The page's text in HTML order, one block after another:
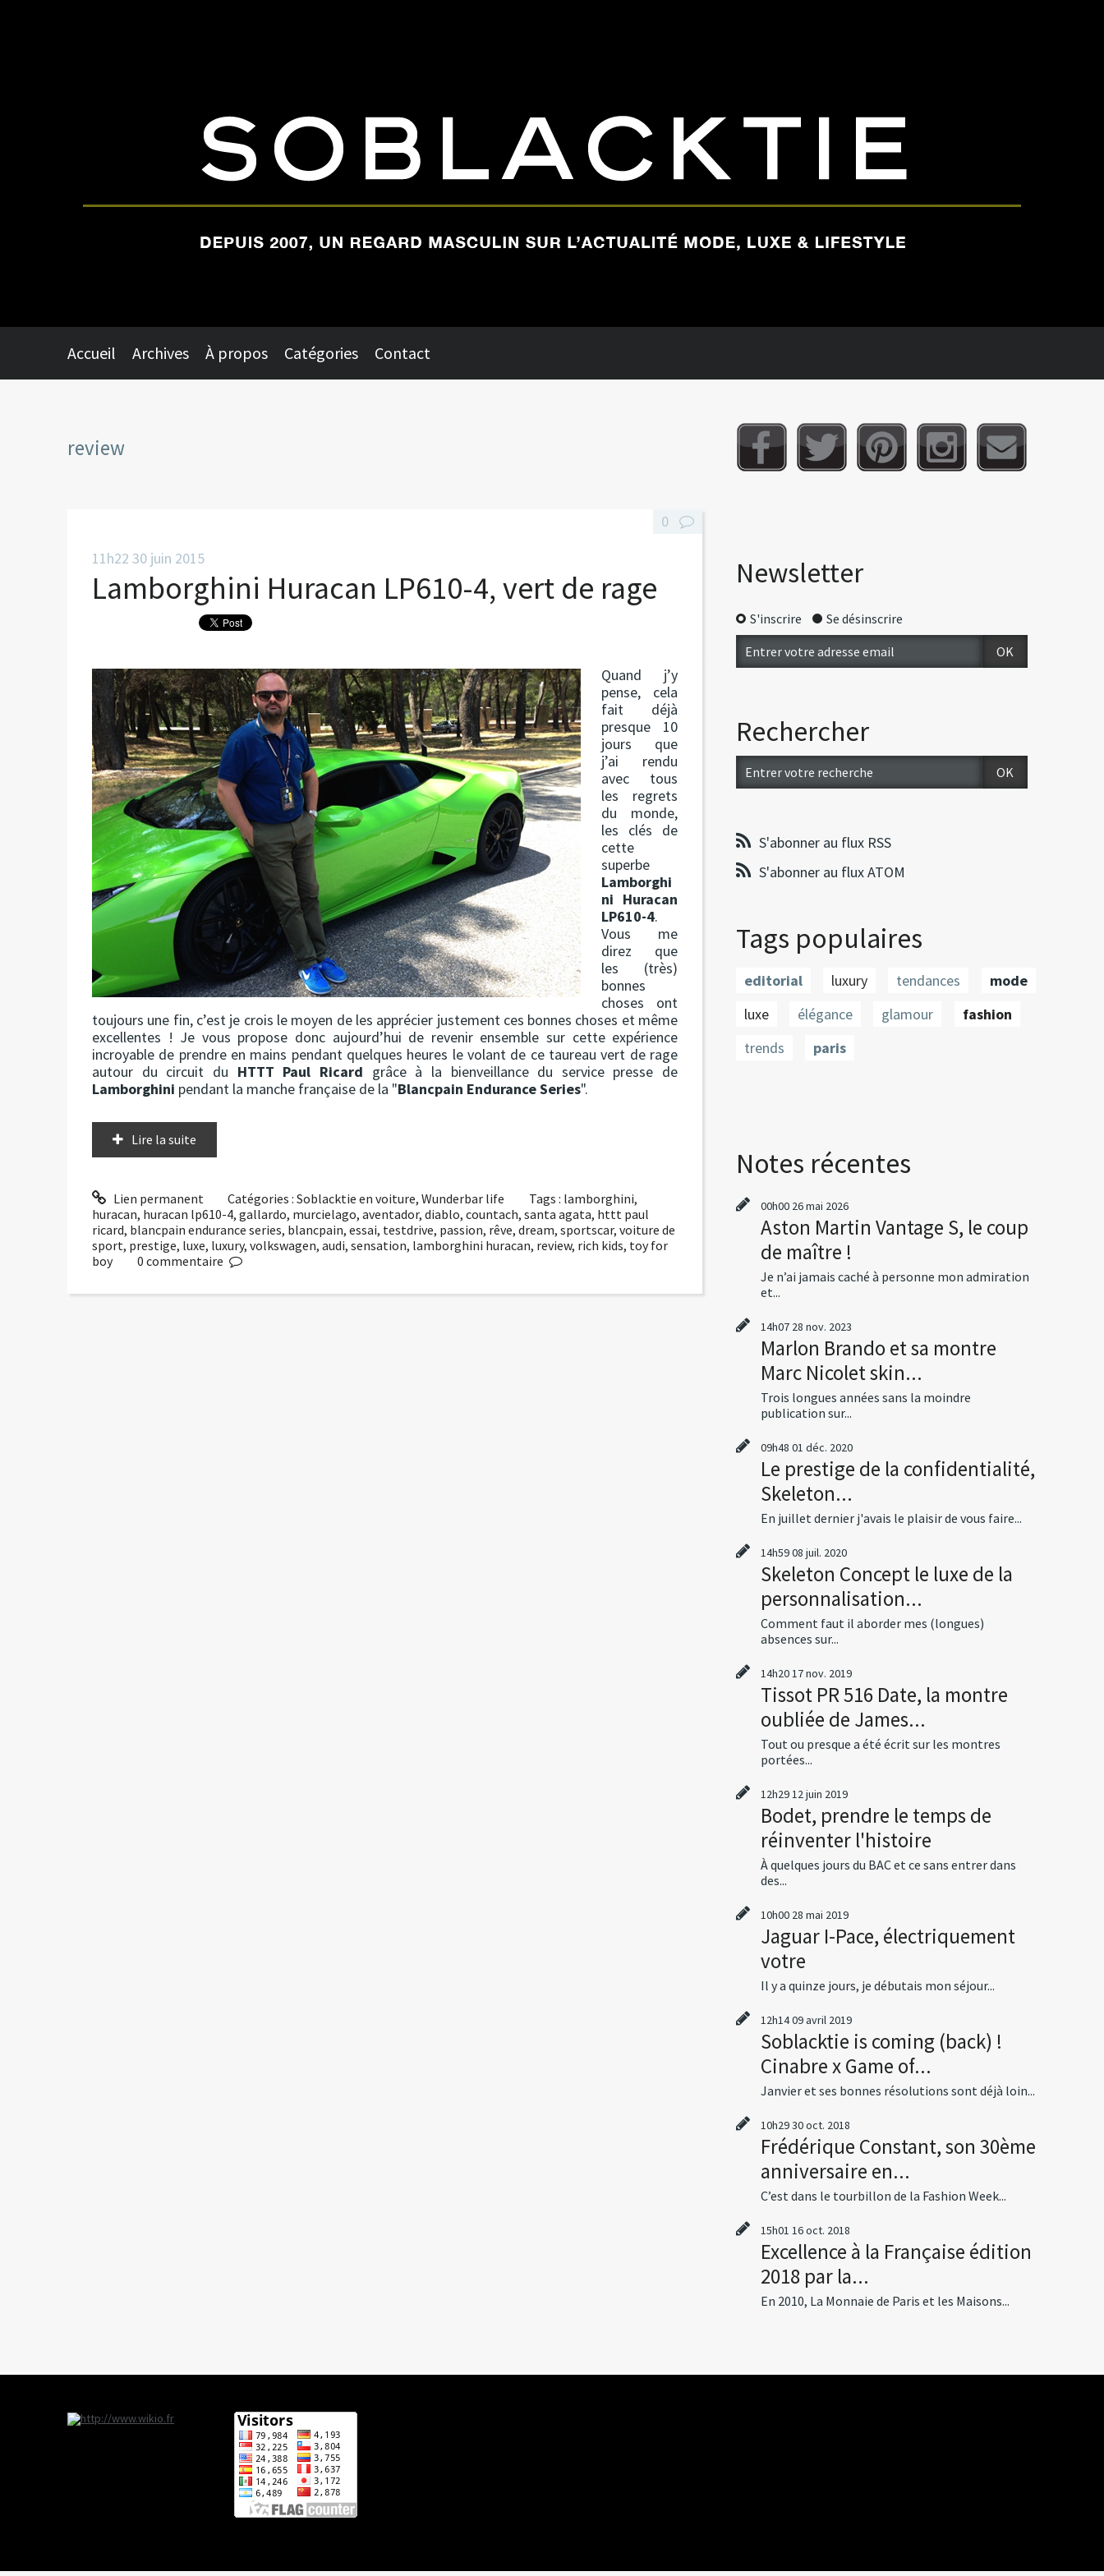
Accueil Archives À propos Catégories Contact
review
11h22 30 juin 2015
Lamborghini Huracan LP610-4, vert de rage
Quand j’y
pense, cela
fait déjà
presque 10
jours que
j’ai rendu
avec tous
les regrets
du monde,
les clés de
cette
superbe
Lamborghi
ni Huracan
LP610-4.
Vous me
direz que
les (très)
bonnes
choses ont
toujours une fin, c’est je crois le moyen de les apprécier justement ces bonnes choses et même
excellentes ! Je vous propose donc aujourd’hui de revenir ensemble sur cette expérience
incroyable de prendre en mains pendant quelques heures le volant de ce taureau vert de rage
autour du circuit du HTTT Paul Ricard grâce à la bienveillance du service presse de
Lamborghini pendant la manche française de la "Blancpain Endurance Series".
Lire la suite
Lien permanent Catégories :Soblacktie en voiture,Wunderbar life Tags : lamborghini,
huracan, huracan lp610-4, gallardo, murcielago, aventador, diablo, countach, santa agata, httt paul
ricard, blancpain endurance series, blancpain, essai, testdrive, passion, rêve, dream, sportscar, voiture de
sport, prestige, luxe, luxury, volkswagen, audi, sensation, lamborghini huracan, review, rich kids, toy for
boy
0
0 commentaire
Newsletter
S'inscrire Se désinscrire
Rechercher
S'abonner au flux RSS
S'abonner au flux ATOM
Tags populaires
editorial luxury tendances
mode
luxe
élégance glamour
fashion
trends
paris
Notes récentes
00h00 26mai 2026
Aston Martin Vantage S, le coup
de maître !
Je n’ai jamais caché à personne mon admiration
et...
14h07 28 nov. 2023
Marlon Brando et sa montre
Marc Nicolet skin...
Trois longues années sans la moindre
publication sur...
09h48 01 déc. 2020
Le prestige de la confidentialité,
Skeleton...
En juillet dernier j'avais le plaisir de vous faire...
14h5908 juil. 2020
Skeleton Concept le luxe de la
personnalisation...
Comment faut il aborder mes (longues)
absences sur...
14h2017nov. 2019
Tissot PR 516 Date, la montre
oubliée de James...
Tout ou presque a été écrit sur les montres
portées...
12h2912juin 2019
Bodet, prendre le temps de
réinventer l'histoire
À quelques jours du BAC et ce sans entrer dans
des...
10h00 28 mai 2019
Jaguar I-Pace, électriquement
votre
Il y a quinze jours, je débutais mon séjour...
12h1409avril 2019
Soblacktie is coming (back) !
Cinabre x Game of...
Janvier et ses bonnes résolutions sont déjà loin...
10h2930oct. 2018
Frédérique Constant, son 30ème
anniversaire en...
C’est dans le tourbillon de la Fashion Week...
15h01 16oct. 2018
Excellence à la Française édition
2018 par la...
En 2010, La Monnaie de Paris et les Maisons...